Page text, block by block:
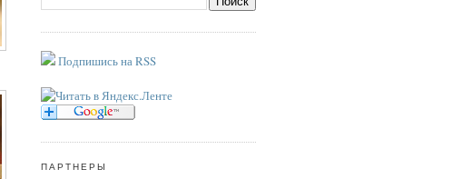
Подпишись на RSS
ПАРТНЕРЫ